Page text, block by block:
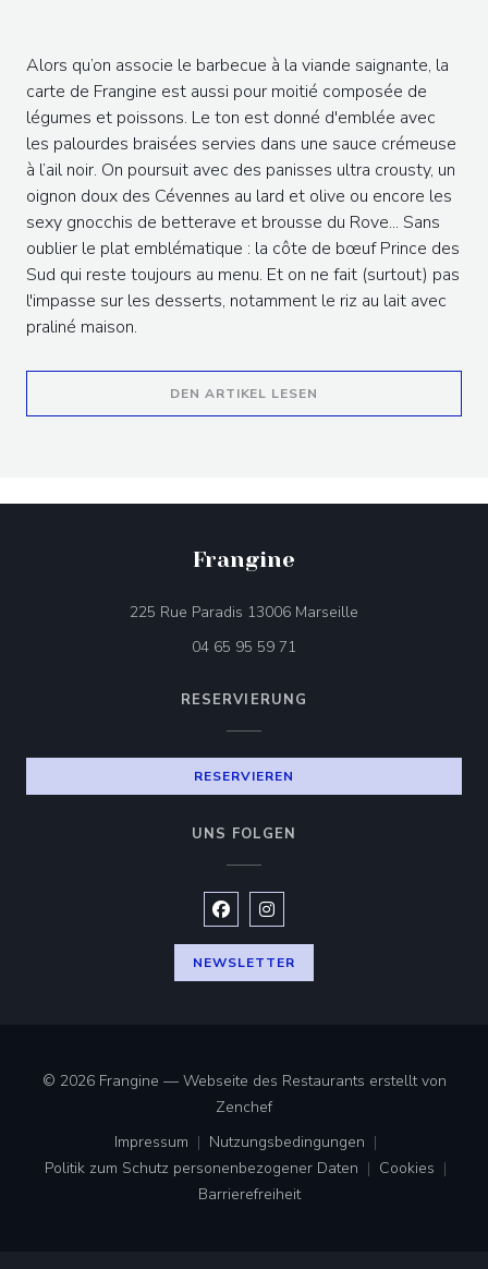
Alors qu’on associe le barbecue à la viande saignante, la
carte de Frangine est aussi pour moitié composée de
légumes et poissons. Le ton est donné d'emblée avec
les palourdes braisées servies dans une sauce crémeuse
à l’ail noir. On poursuit avec des panisses ultra crousty, un
oignon doux des Cévennes au lard et olive ou encore les
sexy gnocchis de betterave et brousse du Rove... Sans
oublier le plat emblématique : la côte de bœuf Prince des
Sud qui reste toujours au menu. Et on ne fait (surtout) pas
l'impasse sur les desserts, notamment le riz au lait avec
praliné maison.
DEN ARTIKEL LESEN
Frangine
225 Rue Paradis 13006 Marseille
04 65 95 59 71
RESERVIERUNG
RESERVIEREN
UNS FOLGEN
Facebook ((öffnet ein neues
Instagram ((öffnet ein neues
NEWSLETTER
© 2026 Frangine — Webseite des Restaurants erstellt von
Zenchef((öffnet ein neues Fenster))
Impressum
((öffnet ein neues Fenster))
Nutzungsbedingungen
((öffnet ein neues Fenster))
Politik zum Schutz personenbezogener Daten
((öffnet ein neues Fenster))
Cookies
((öffnet
Barrierefreiheit
((öffnet ein neues Fenster))